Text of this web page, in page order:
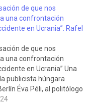
de que nos
una confrontación
en Ucrania”. Rafel
de que nos
una confrontación
en Ucrania” Una
publicista húngara
Éva Péli, al politólogo
de los principales